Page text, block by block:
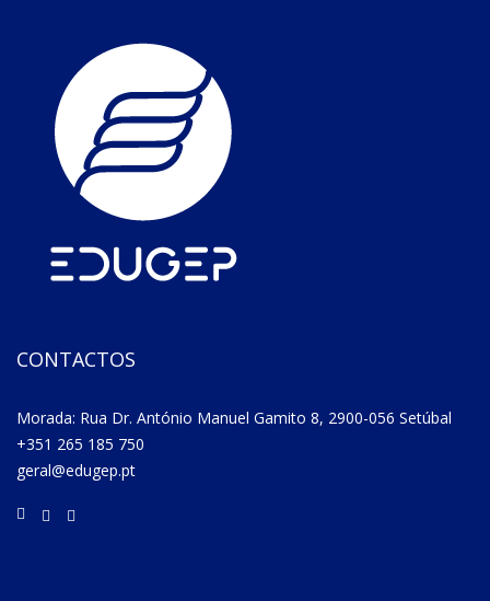
CONTACTOS
Morada: Rua Dr. António Manuel Gamito 8, 2900-056 Setúbal
+351 265 185 750
geral@edugep.pt